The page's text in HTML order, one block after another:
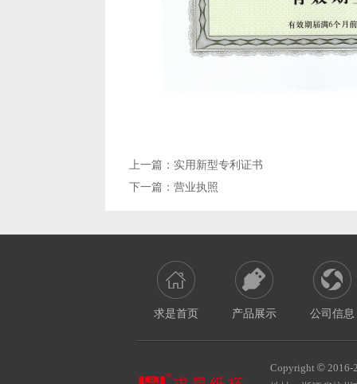
上一篇： 实用新型专利证书
下一篇： 营业执照
求是首页 产品展示 公司信息
Copyright © 2016-